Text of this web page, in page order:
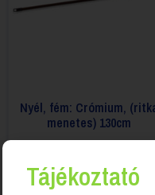
Nyél, fém: Crómium,
menetes) 130cm
Tájékoztató